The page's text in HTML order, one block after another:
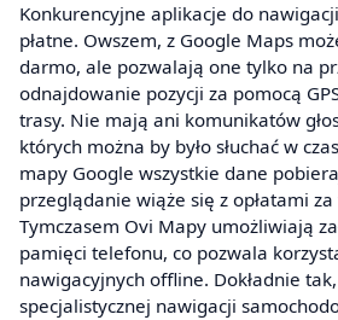
Konkurencyjne aplikacje do
płatne. Owszem, z Google Maps
darmo, ale pozwalają one tylko na
odnajdowanie pozycji za pomocą
trasy. Nie mają ani komunikatów
których można by było słuchać w
mapy Google wszystkie dane
przeglądanie wiąże się z opłatami
Tymczasem Ovi Mapy umożliwiają
pamięci telefonu, co pozwala
nawigacyjnych offline. Dokładnie
specjalistycznej nawigacji